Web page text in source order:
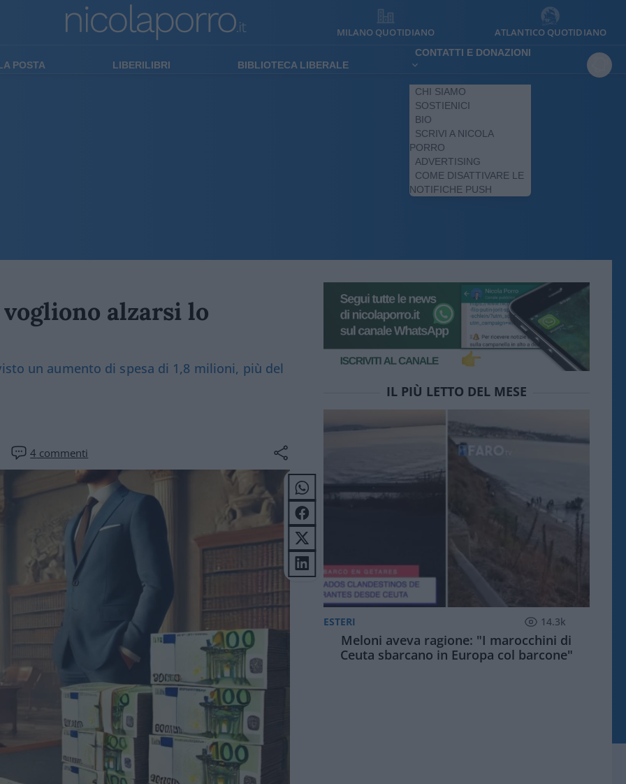
MILANO QUOTIDIANO ATLANTICO QUOTIDIANO
POSTA LIBERILIBRI BIBLIOTECA LIBERALE
CONTATTI E DONAZIONI
CHI SIAMO
SOSTIENICI
BIO
SCRIVI A NICOLA
PORRO
ADVERTISING
COME DISATTIVARE LE
NOTIFICHE PUSH
alzarsi lo
un aumento di spesa di 1,8 milioni, più del
4 commenti
IL PIÙ LETTO DEL MESE
ESTERI 14.3k
Meloni aveva ragione: "I marocchini di
Ceuta sbarcano in Europa col barcone"